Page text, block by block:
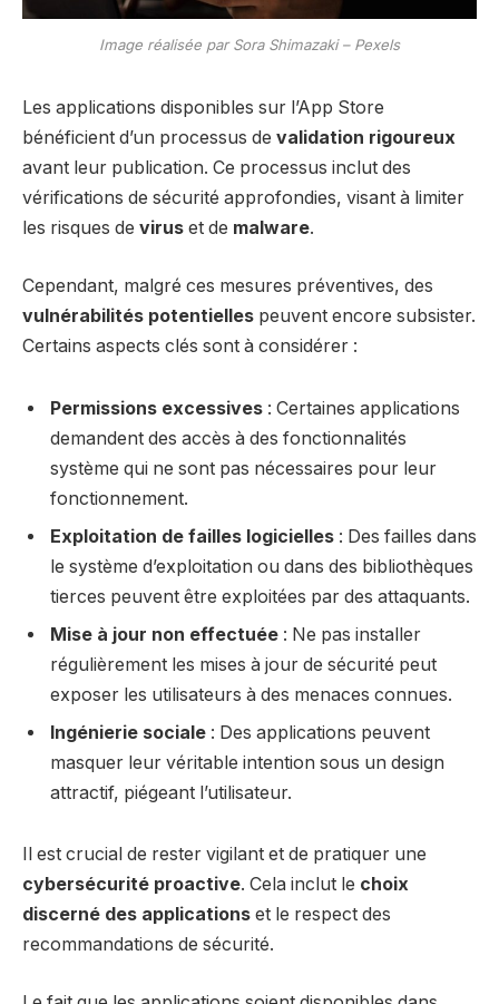
Image réalisée par Sora Shimazaki – Pexels
Les applications disponibles sur l’App Store
bénéficient d’un processus de validation rigoureux
avant leur publication. Ce processus inclut des
vérifications de sécurité approfondies, visant à limiter
les risques de virus et de malware.
Cependant, malgré ces mesures préventives, des
vulnérabilités potentielles peuvent encore subsister.
Certains aspects clés sont à considérer :
Permissions excessives : Certaines applications
demandent des accès à des fonctionnalités
système qui ne sont pas nécessaires pour leur
fonctionnement.
Exploitation de failles logicielles : Des failles dans
le système d’exploitation ou dans des bibliothèques
tierces peuvent être exploitées par des attaquants.
Mise à jour non effectuée : Ne pas installer
régulièrement les mises à jour de sécurité peut
exposer les utilisateurs à des menaces connues.
Ingénierie sociale : Des applications peuvent
masquer leur véritable intention sous un design
attractif, piégeant l’utilisateur.
Il est crucial de rester vigilant et de pratiquer une
cybersécurité proactive. Cela inclut le choix
discerné des applications et le respect des
recommandations de sécurité.